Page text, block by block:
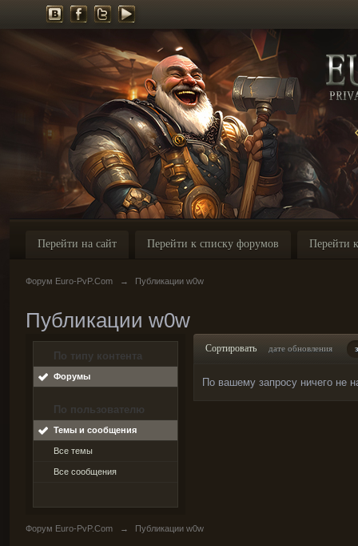
Перейти на сайт Перейти к списку форумов Перейти
Форум Euro-PvP.Com → Публикации w0w
Публикации w0w
По типу контента
Форумы
По пользователю
Темы и сообщения
Все темы
Все сообщения
Сортировать дате обновления
По вашему запросу ничего не
Форум Euro-PvP.Com → Публикации w0w